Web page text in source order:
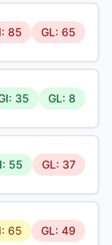
85 GL: 65
35 GL: 8
55 GL: 37
65 GL: 49